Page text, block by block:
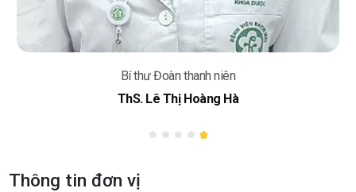
Thông tin đơn vị